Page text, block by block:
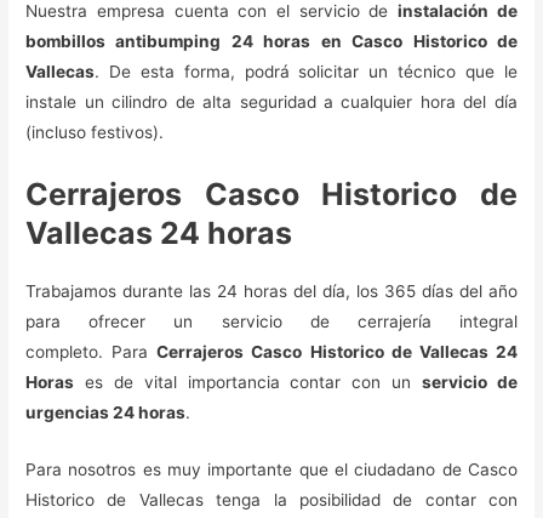
Nuestra empresa cuenta con el servicio deinstalación de
bombillos antibumping 24 horas en Casco Historico de
Vallecas. De esta forma, podrá solicitar un técnico que le
instale un cilindro de alta seguridad a cualquier hora del día
(incluso festivos).
Cerrajeros Casco Historico de
Vallecas 24 horas
Trabajamos durante las 24 horas del día, los 365 días del año
para ofrecer un servicio de cerrajería integral
completo. ParaCerrajeros Casco Historico de Vallecas 24
Horas es de vital importancia contar con unservicio de
urgencias 24 horas.
Para nosotros es muy importante que el ciudadano de Casco
Historico de Vallecas tenga la posibilidad de contar con